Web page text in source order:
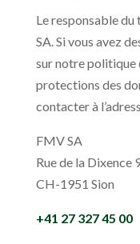
Le responsable
SA. Si vous avez
sur notre
protections des
contacter à
FMV SA
Rue de la Dixence
CH-1951 Sion
+41 27 327 45 00